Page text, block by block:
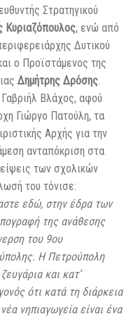
Στρατηγικού
Κυριαζόπουλος, ενώ από
Δυτικού
ο Προϊστάμενος της
Δημήτρης Δρόσης.
Βλάχος, αφού
Γιώργο Πατούλη, τα
Αρχής για την
ανταπόκριση στα
των σχολικών
του τόνισε:
εδώ, στην έδρα των
της ανάθεσης
του 9ου
Η Πετρούπολη
και κατ’
ότι κατά τη διάρκεια
νηπιαγωγεία είναι ένα